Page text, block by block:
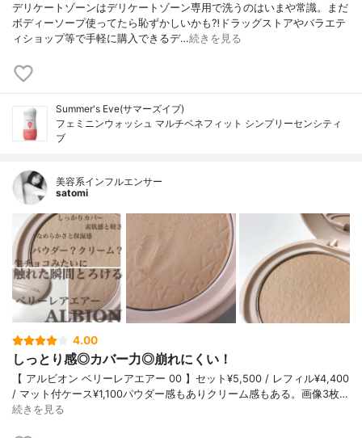
デリケートゾーンはデリケートゾーン専用で洗うのはいまや常識。まだ
ボディーソープ使ってたら恥ずかしいかも⁈ドラッグストアやバラエテ
ィショップ等で手軽に購入できるデ…続きを見る
Summer's Eve(サマーズイブ)
フェミニンウォッシュ マルチベネフィット シンプリーセンシティ
ブ
美容系インフルエンサー
satomi
4.00
しっとり感◎カバー力◎崩れにくい！
【 アルビオン ベリーレアエアー 00 】セット¥5,500 / レフィル¥4,400
/ マット付ケース¥1,100パウダー感もありクリーム感もある。画像3枚…
続きを見る